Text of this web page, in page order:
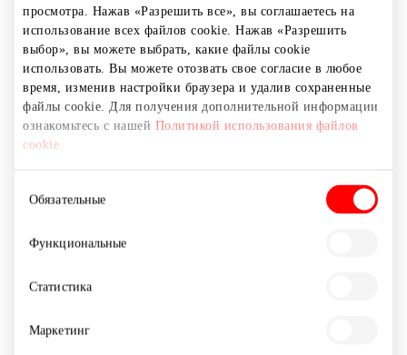
просмотра. Нажав «Разрешить все», вы соглашаетесь на
использование всех файлов cookie. Нажав «Разрешить
выбор», вы можете выбрать, какие файлы cookie
использовать. Вы можете отозвать свое согласие в любое
время, изменив настройки браузера и удалив сохраненные
файлы cookie. Для получения дополнительной информации
ознакомьтесь с нашей Политикой использования файлов
cookie
согласия
Обязательные
Функциональные
Статистика
Маркетинг
LUMINOR BANKAS
Банки, быстрые кредиты